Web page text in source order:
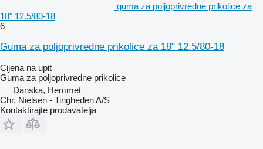
guma za poljoprivredne prikolice za
18" 12.5/80-18
6
Guma za poljoprivredne prikolice za 18" 12.5/80-18
Cijena na upit
Guma za poljoprivredne prikolice
Danska, Hemmet
Chr. Nielsen - Tingheden A/S
Kontaktirajte prodavatelja